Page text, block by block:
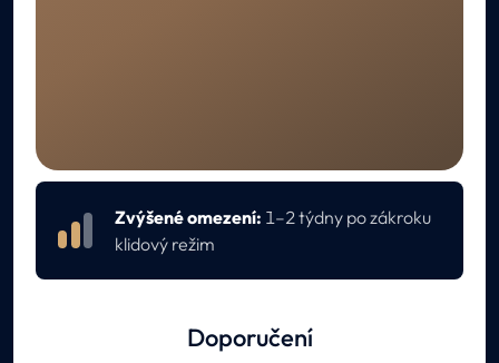
Zvýšené omezení: 1–2 týdny po zákroku
klidový režim
Doporučení